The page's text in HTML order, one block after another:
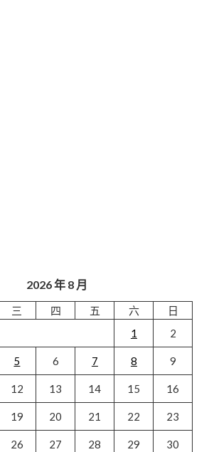
2026 年 8 月
三 四 五 六
日
1
2
5 6 7 8 9
12 13 14 15 16
19 20 21 22 23
26 27 28 29 30